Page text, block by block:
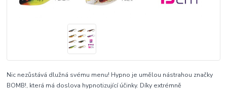
Nic nezůstává dlužná svému menu! Hypno je umělou nástrahou značky
BOMB!, která má doslova hypnotizující účinky. Díky extrémně